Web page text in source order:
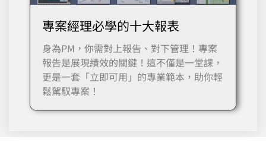
專案經理必學的十大報表
身為PM，你需對上報告、對下管理！專案
報告是展現績效的關鍵！這不僅是一堂課，
更是一套「立即可用」的專業範本，助你輕
鬆駕馭專案！